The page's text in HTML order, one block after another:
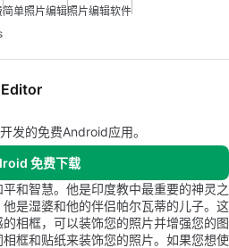
简单照片编辑照片编辑软件
发的免费Android应用。
免费下载
和智慧。他是印度教中最重要的神灵之
是湿婆和他的伴侣帕尔瓦蒂的儿子。这
相框，可以装饰您的照片并增强您的图
框和贴纸来装饰您的照片。如果您想使